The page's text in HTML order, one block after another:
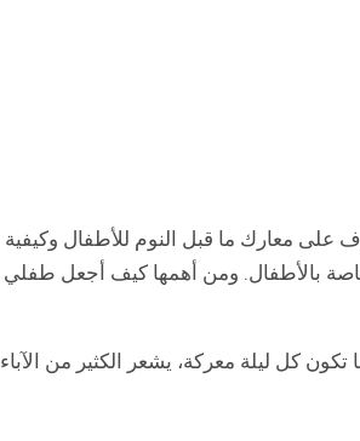
على معارك ما قبل النوم للأطفال وكيفية
بالأطفال. ومن أهمها كيف أجعل طفلي
كل ليلة معركة، يشعر الكثير من الآباء